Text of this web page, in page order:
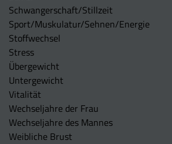
Schwangerschaft/Stillzeit
Sport/Muskulatur/Sehnen/Energie
Stoffwechsel
Stress
Übergewicht
Untergewicht
Vitalität
Wechseljahre der Frau
Wechseljahre des Mannes
Weibliche Brust